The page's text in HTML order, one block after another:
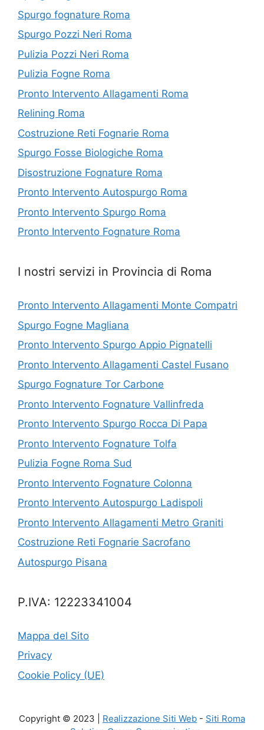
Spurgo fognature Roma
Spurgo Pozzi Neri Roma
Pulizia Pozzi Neri Roma
Pulizia Fogne Roma
Pronto Intervento Allagamenti Roma
Relining Roma
Costruzione Reti Fognarie Roma
Spurgo Fosse Biologiche Roma
Disostruzione Fognature Roma
Pronto Intervento Autospurgo Roma
Pronto Intervento Spurgo Roma
Pronto Intervento Fognature Roma
I nostri servizi in Provincia di Roma
Pronto Intervento Allagamenti Monte Compatri
Spurgo Fogne Magliana
Pronto Intervento Spurgo Appio Pignatelli
Pronto Intervento Allagamenti Castel Fusano
Spurgo Fognature Tor Carbone
Pronto Intervento Fognature Vallinfreda
Pronto Intervento Spurgo Rocca Di Papa
Pronto Intervento Fognature Tolfa
Pulizia Fogne Roma Sud
Pronto Intervento Fognature Colonna
Pronto Intervento Autospurgo Ladispoli
Pronto Intervento Allagamenti Metro Graniti
Costruzione Reti Fognarie Sacrofano
Autospurgo Pisana
P.IVA: 12223341004
Mappa del Sito
Privacy
Cookie Policy (UE)
Copyright © 2023 | Realizzazione Siti Web - Siti Roma